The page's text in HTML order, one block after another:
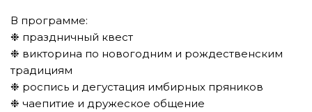
В программе:
❉ праздничный квест
❉ викторина по новогодним и рождественским
традициям
❉ роспись и дегустация имбирных пряников
❉ чаепитие и дружеское общение